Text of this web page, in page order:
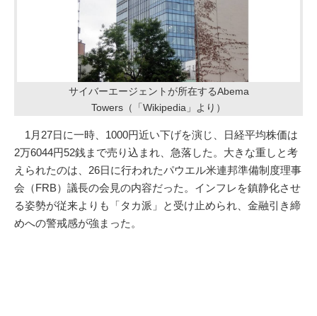
サイバーエージェントが所在するAbema
Towers（「Wikipedia」より）
1月27日に一時、1000円近い下げを演じ、日経平均株価は
2万6044円52銭まで売り込まれ、急落した。大きな重しと考
えられたのは、26日に行われたパウエル米連邦準備制度理事
会（FRB）議長の会見の内容だった。インフレを鎮静化させ
る姿勢が従来よりも「タカ派」と受け止められ、金融引き締
めへの警戒感が強まった。